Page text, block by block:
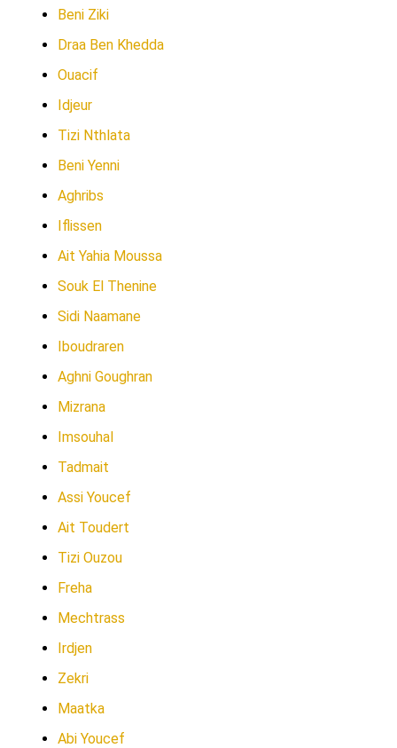
Beni Ziki
Draa Ben Khedda
Ouacif
Idjeur
Tizi Nthlata
Beni Yenni
Aghribs
Iflissen
Ait Yahia Moussa
Souk El Thenine
Sidi Naamane
Iboudraren
Aghni Goughran
Mizrana
Imsouhal
Tadmait
Assi Youcef
Ait Toudert
Tizi Ouzou
Freha
Mechtrass
Irdjen
Zekri
Maatka
Abi Youcef